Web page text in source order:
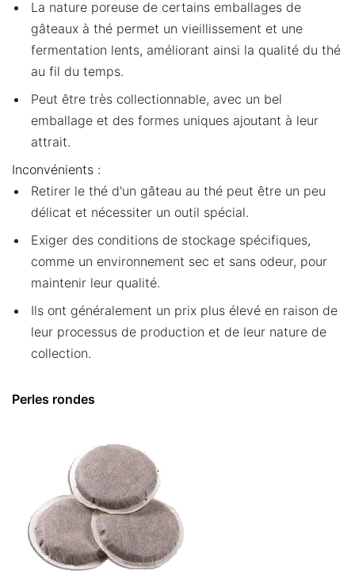
La nature poreuse de certains emballages de
gâteaux à thé permet un vieillissement et une
fermentation lents, améliorant ainsi la qualité du thé
au fil du temps.
Peut être très collectionnable, avec un bel
emballage et des formes uniques ajoutant à leur
attrait.
Inconvénients :
Retirer le thé d'un gâteau au thé peut être un peu
délicat et nécessiter un outil spécial.
Exiger des conditions de stockage spécifiques,
comme un environnement sec et sans odeur, pour
maintenir leur qualité.
Ils ont généralement un prix plus élevé en raison de
leur processus de production et de leur nature de
collection.
Perles rondes